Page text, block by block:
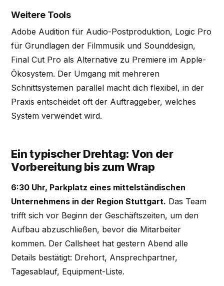
Weitere Tools
Adobe Audition für Audio-Postproduktion, Logic Pro
für Grundlagen der Filmmusik und Sounddesign,
Final Cut Pro als Alternative zu Premiere im Apple-
Ökosystem. Der Umgang mit mehreren
Schnittsystemen parallel macht dich flexibel, in der
Praxis entscheidet oft der Auftraggeber, welches
System verwendet wird.
Ein typischer Drehtag: Von der
Vorbereitung bis zum Wrap
6:30 Uhr, Parkplatz eines mittelständischen
Unternehmens in der Region Stuttgart. Das Team
trifft sich vor Beginn der Geschäftszeiten, um den
Aufbau abzuschließen, bevor die Mitarbeiter
kommen. Der Callsheet hat gestern Abend alle
Details bestätigt: Drehort, Ansprechpartner,
Tagesablauf, Equipment-Liste.